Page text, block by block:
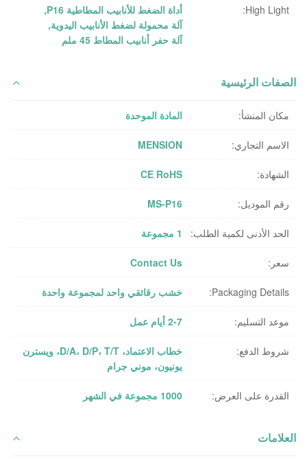
High Light: أداة الضغط للأنابيب المطاطية P16
,
آلة محمولة لضغط الأنابيب اليدوية,
آلة حفر أنابيب المطاط 45 ملم
الصفات الرئيسية
مكان المنشأ: المادة الموحدة
الاسم التجاري: MENSION
الشهادة: CE RoHS
رقم الموديل: MS-P16
الحد الأدنى لكمية الطلب: 1 مجموعة
سعر: Contact Us
Packaging Details: خشب رقائقي واحد لمجموعة واحدة
موعد التسليم: 2-7 أيام عمل
شروط الدفع:
خطاب الاعتماد، D/A، D/P، T/T، ويسترن
يونيون، موني جرام
القدرة على العرض: 1000 مجموعة في الشهر
العلامات